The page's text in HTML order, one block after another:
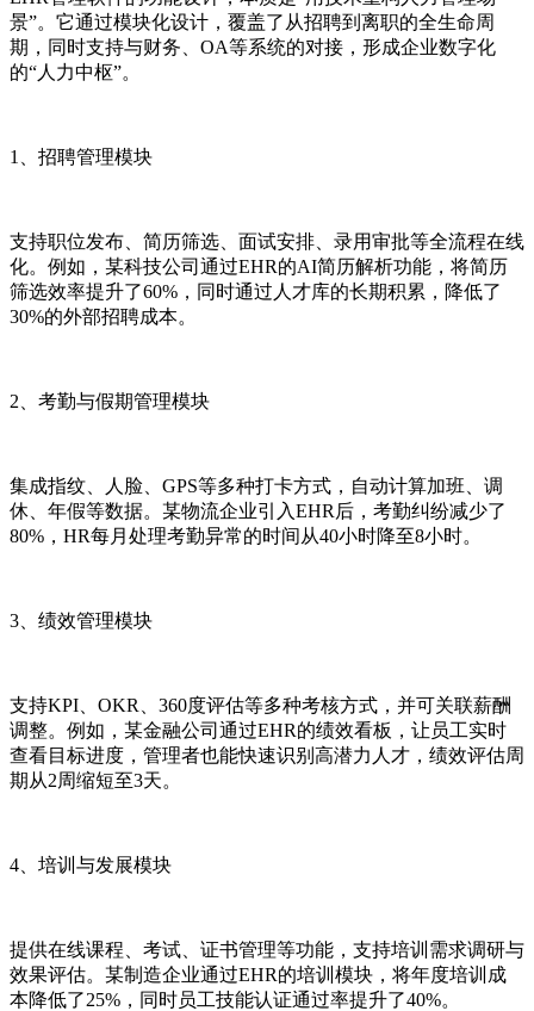
景”。它通过模块化设计，覆盖了从招聘到离职的全生命周
期，同时支持与财务、OA等系统的对接，形成企业数字化
的“人力中枢”。
1、招聘管理模块
支持职位发布、简历筛选、面试安排、录用审批等全流程在线
化。例如，某科技公司通过EHR的AI简历解析功能，将简历
筛选效率提升了60%，同时通过人才库的长期积累，降低了
30%的外部招聘成本。
2、考勤与假期管理模块
集成指纹、人脸、GPS等多种打卡方式，自动计算加班、调
休、年假等数据。某物流企业引入EHR后，考勤纠纷减少了
80%，HR每月处理考勤异常的时间从40小时降至8小时。
3、绩效管理模块
支持KPI、OKR、360度评估等多种考核方式，并可关联薪酬
调整。例如，某金融公司通过EHR的绩效看板，让员工实时
查看目标进度，管理者也能快速识别高潜力人才，绩效评估周
期从2周缩短至3天。
4、培训与发展模块
提供在线课程、考试、证书管理等功能，支持培训需求调研与
效果评估。某制造企业通过EHR的培训模块，将年度培训成
本降低了25%，同时员工技能认证通过率提升了40%。